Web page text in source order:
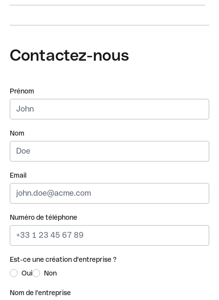
Contactez-nous
Prénom
Nom
Email
Numéro de téléphone
Est-ce une création d'entreprise ?
Oui
Non
Nom de l'entreprise